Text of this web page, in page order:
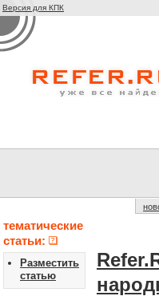
Версия для КПК
тематические
статьи:
Разместить
статью